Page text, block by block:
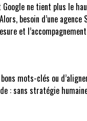
Google ne tient plus le
d’une agence
et
mots-clés ou
: sans stratégie